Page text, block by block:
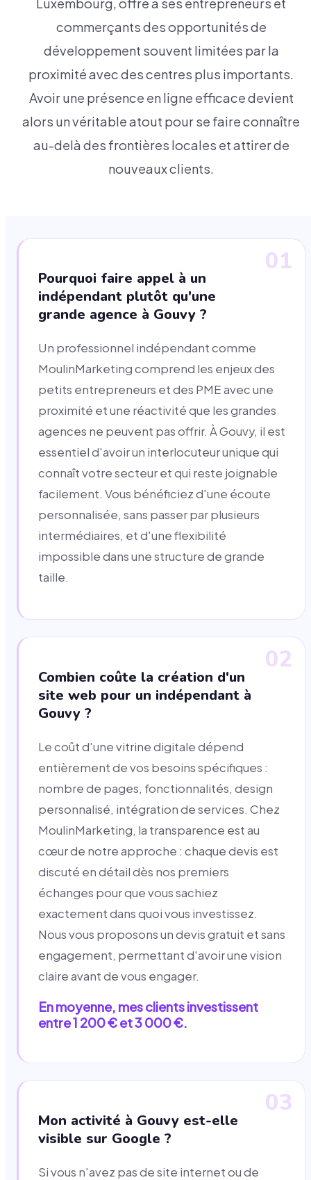
Luxembourg, offre à ses entrepreneurs et
commerçants des opportunités de
développement souvent limitées par la
proximité avec des centres plus importants.
Avoir une présence en ligne efficace devient
alors un véritable atout pour se faire connaître
au-delà des frontières locales et attirer de
nouveaux clients.
01
Pourquoi faire appel à un
indépendant plutôt qu'une
grande agence à Gouvy ?
Un professionnel indépendant comme
MoulinMarketing comprend les enjeux des
petits entrepreneurs et des PME avec une
proximité et une réactivité que les grandes
agences ne peuvent pas offrir. À Gouvy, il est
essentiel d'avoir un interlocuteur unique qui
connaît votre secteur et qui reste joignable
facilement. Vous bénéficiez d'une écoute
personnalisée, sans passer par plusieurs
intermédiaires, et d'une flexibilité
impossible dans une structure de grande
taille.
02
Combien coûte la création d'un
site web pour un indépendant à
Gouvy ?
Le coût d'une vitrine digitale dépend
entièrement de vos besoins spécifiques :
nombre de pages, fonctionnalités, design
personnalisé, intégration de services. Chez
MoulinMarketing, la transparence est au
cœur de notre approche : chaque devis est
discuté en détail dès nos premiers
échanges pour que vous sachiez
exactement dans quoi vous investissez.
Nous vous proposons un devis gratuit et sans
engagement, permettant d'avoir une vision
claire avant de vous engager.
En moyenne, mes clients investissent
entre 1 200 € et 3 000 €.
03
Mon activité à Gouvy est-elle
visible sur Google ?
Si vous n'avez pas de site internet ou de